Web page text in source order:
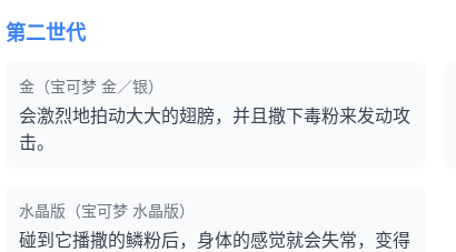
第二世代
金（宝可梦 金／银）
会激烈地拍动大大的翅膀，并且撒下毒粉来发动攻
击。
水晶版（宝可梦 水晶版）
碰到它播撒的鳞粉后，身体的感觉就会失常，变得